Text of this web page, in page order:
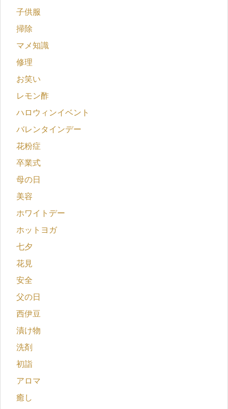
子供服
掃除
マメ知識
修理
お笑い
レモン酢
ハロウィンイベント
バレンタインデー
花粉症
卒業式
母の日
美容
ホワイトデー
ホットヨガ
七夕
花見
安全
父の日
西伊豆
漬け物
洗剤
初詣
アロマ
癒し